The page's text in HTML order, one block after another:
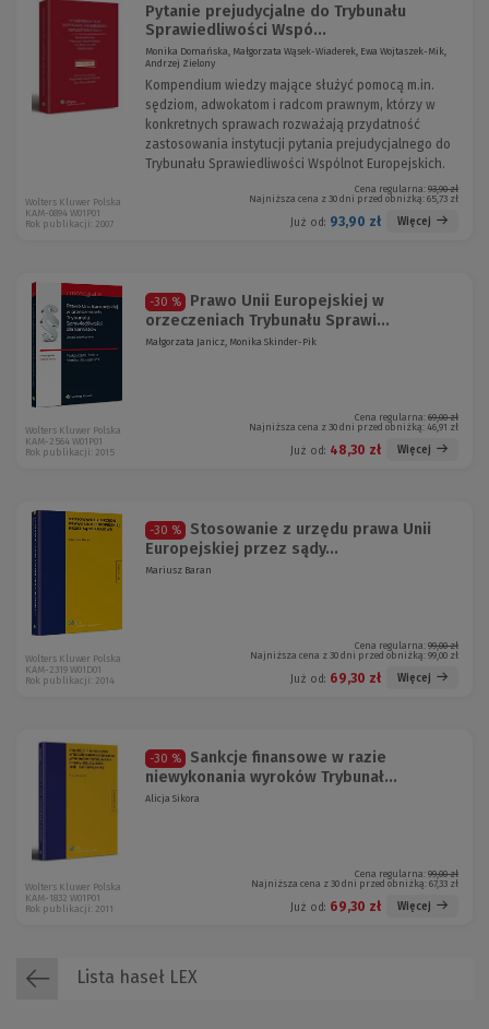
Pytanie prejudycjalne do Trybunału
Sprawiedliwości Wspó...
Monika Domańska, Małgorzata Wąsek-Wiaderek, Ewa Wojtaszek-Mik,
Andrzej Zielony
Kompendium wiedzy mające służyć pomocą m.in.
sędziom, adwokatom i radcom prawnym, którzy w
konkretnych sprawach rozważają przydatność
zastosowania instytucji pytania prejudycjalnego do
Trybunału Sprawiedliwości Wspólnot Europejskich.
Cena regularna: 93,90 zł
Najniższa cena z 30 dni przed obniżką: 65,73 zł
Już od: 93,90 zł Więcej
Wolters Kluwer Polska
KAM-0894 W01P01
Rok publikacji: 2007
-30 %
Prawo Unii Europejskiej w
orzeczeniach Trybunału Sprawi...
Małgorzata Janicz, Monika Skinder-Pik
Cena regularna: 69,00 zł
Najniższa cena z 30 dni przed obniżką: 46,91 zł
Już od: 48,30 zł Więcej
Wolters Kluwer Polska
KAM-2564 W01P01
Rok publikacji: 2015
-30 %
Stosowanie z urzędu prawa Unii
Europejskiej przez sądy...
Mariusz Baran
Cena regularna: 99,00 zł
Najniższa cena z 30 dni przed obniżką: 99,00 zł
Już od: 69,30 zł Więcej
Wolters Kluwer Polska
KAM-2319 W01D01
Rok publikacji: 2014
-30 %
Sankcje finansowe w razie
niewykonania wyroków Trybunał...
Alicja Sikora
Cena regularna: 99,00 zł
Najniższa cena z 30 dni przed obniżką: 67,33 zł
Już od: 69,30 zł Więcej
Wolters Kluwer Polska
KAM-1832 W01P01
Rok publikacji: 2011
Lista haseł LEX